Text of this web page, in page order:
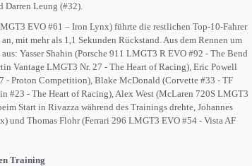
Darren Leung (#32).
EVO #61 – Iron Lynx) führte die restlichen Top-10-Fahrer
mit mehr als 1,1 Sekunden Rückstand. Aus dem Rennen um
Yasser Shahin (Porsche 911 LMGT3 R EVO #92 - The Bend
Vantage LMGT3 Nr. 27 - The Heart of Racing), Eric Powell
- Proton Competition), Blake McDonald (Corvette #33 - TF
#23 - The Heart of Racing), Alex West (McLaren 720S LMGT3
Start in Rivazza während des Trainings drehte, Johannes
und Thomas Flohr (Ferrari 296 LMGT3 EVO #54 - Vista AF
Training